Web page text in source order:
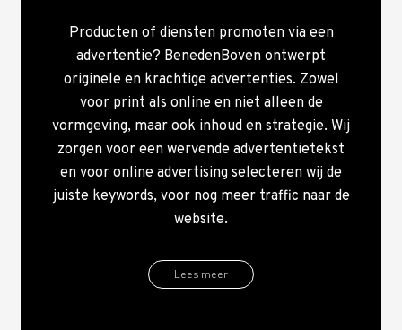
Producten of diensten promoten via een
advertentie? BenedenBoven ontwerpt
originele en krachtige advertenties. Zowel
voor print als online en niet alleen de
vormgeving, maar ook inhoud en strategie. Wij
zorgen voor een wervende advertentietekst
en voor online advertising selecteren wij de
juiste keywords, voor nog meer traffic naar de
website.
Lees meer